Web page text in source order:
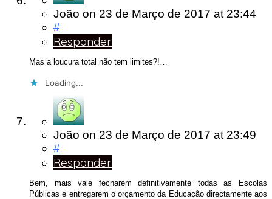
João on 23 de Março de 2017 at 23:44
#
Responder
Mas a loucura total não tem limites?!…
Loading...
João on 23 de Março de 2017 at 23:49
#
Responder
Bem, mais vale fecharem definitivamente todas as Escolas
Públicas e entregarem o orçamento da Educação directamente aos